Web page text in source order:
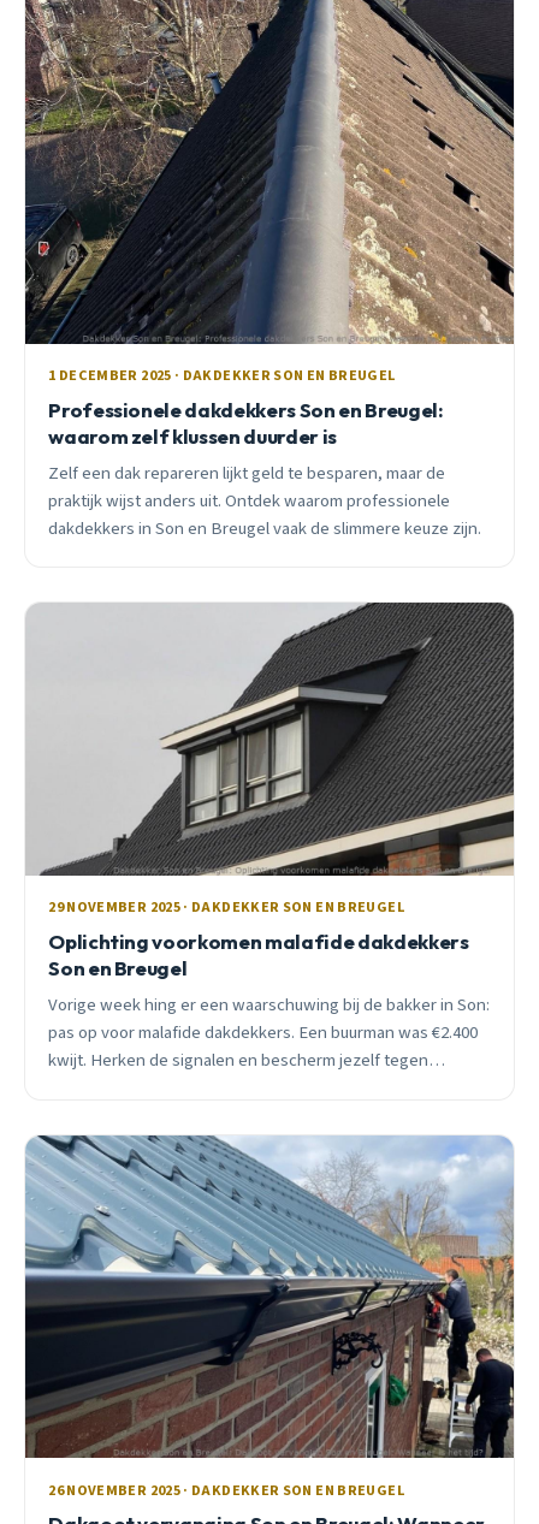
1 DECEMBER 2025 · DAKDEKKER SON EN BREUGEL
Professionele dakdekkers Son en Breugel:
waarom zelf klussen duurder is
Zelf een dak repareren lijkt geld te besparen, maar de
praktijk wijst anders uit. Ontdek waarom professionele
dakdekkers in Son en Breugel vaak de slimmere keuze zijn.
29 NOVEMBER 2025 · DAKDEKKER SON EN BREUGEL
Oplichting voorkomen malafide dakdekkers
Son en Breugel
Vorige week hing er een waarschuwing bij de bakker in Son:
pas op voor malafide dakdekkers. Een buurman was €2.400
kwijt. Herken de signalen en bescherm jezelf tegen
26 NOVEMBER 2025 · DAKDEKKER SON EN BREUGEL